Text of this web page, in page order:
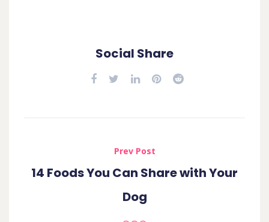
Social Share
Prev Post
14 Foods You Can Share with Your
Dog